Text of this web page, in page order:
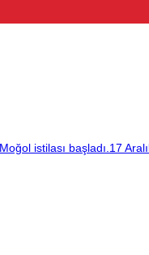
istilası başladı.17